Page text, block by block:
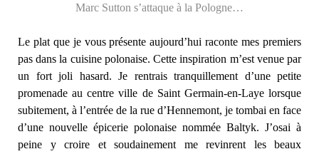
Marc Sutton s’attaque à la Pologne…
Le plat que je vous présente aujourd’hui raconte mes premiers
pas dans la cuisine polonaise. Cette inspiration m’est venue par
un fort joli hasard. Je rentrais tranquillement d’une petite
promenade au centre ville de Saint Germain-en-Laye lorsque
subitement, à l’entrée de la rue d’Hennemont, je tombai en face
d’une nouvelle épicerie polonaise nommée Baltyk. J’osai à
peine y croire et soudainement me revinrent les beaux